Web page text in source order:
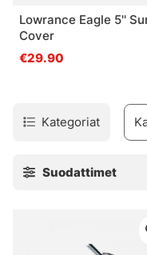
Lowrance Eagle 5''
Cover
€29.90
Kategoriat
Suodattimet